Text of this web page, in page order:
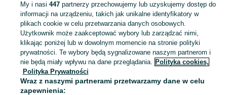
domek holenderski gnieżdzewo
Skorzystaj z największego serwisu ogłoszeniowego - Swarzewo i okolice! Kupuj to, czego pragniesz i sprzedawaj to, czego już nie potrzebujesz! Zobacz
Mapa kategorii
Mapa miejscowości
Mapa ministron
My i nasi 447partnerzy przechowujemy lub uzyskujemy dostęp do
informacji na urządzeniu, takich jak unikalne identyfikatory w
plikach cookie w celu przetwarzania danych osobowych.
Użytkownik może zaakceptować wybory lub zarządzać nimi,
klikając poniżej lub w dowolnym momencie na stronie polityki
prywatności. Te wybory będą sygnalizowane naszym partnerom i
nie będą miały wpływu na dane przeglądania. Polityka cookies,
Polityka Prywatności
Wraz z naszymi partnerami przetwarzamy dane w celu
zapewnienia: